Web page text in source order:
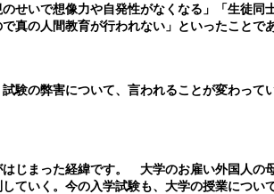
せいで想像力や自発性がなくなる」「生徒同
真の人間教育が行われない」といったことで
験の弊害について、言われることが変わって
じまった経緯です。 大学のお雇い外国人の
ていく。今の入学試験も、大学の授業につい